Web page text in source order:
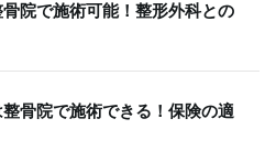
院で施術可能！整形外科との
骨院で施術できる！保険の適